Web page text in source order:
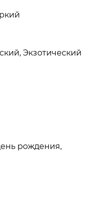
Экзотический
рождения,